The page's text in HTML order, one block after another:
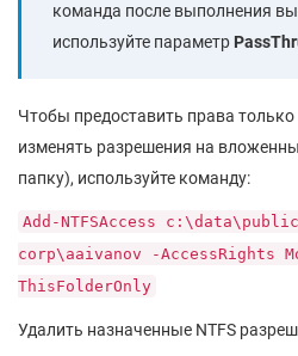
команда после выполнения
используйте параметр
Чтобы предоставить права только
изменять разрешения на
папку), используйте команду:
Add-NTFSAccess
corp\aaivanov -AccessRights
ThisFolderOnly
Удалить назначенные NTFS